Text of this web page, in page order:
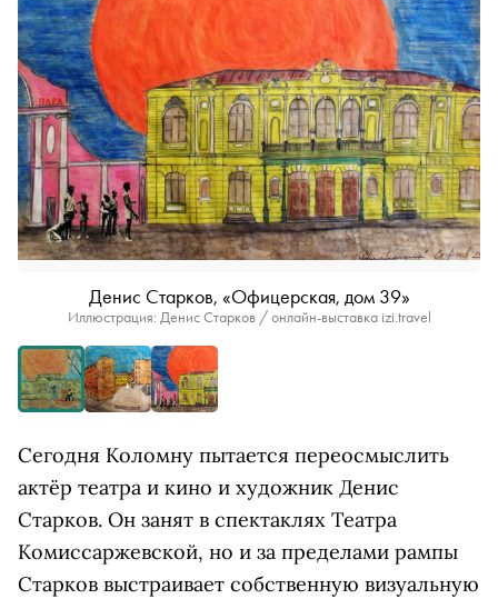
Денис Старков, «Офицерская, дом 39»
Иллюстрация: Денис Старков / онлайн-выставка izi.travel
Сегодня Коломну пытается переосмыслить
актёр театра и кино и художник Денис
Старков. Он занят в спектаклях Театра
Комиссаржевской, но и за пределами рампы
Старков выстраивает собственную визуальную